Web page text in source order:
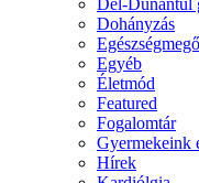
Dohányzás
Egyéb
Életmód
Featured
Fogalomtár
Gyermekeink
Hírek